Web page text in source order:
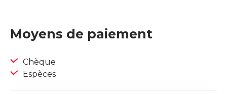
Moyens de paiement
Chèque
Espèces